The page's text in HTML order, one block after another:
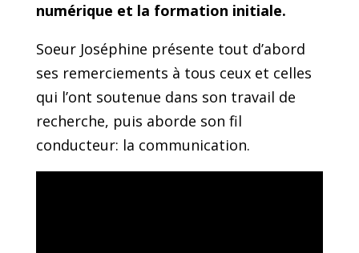
numérique et la formation initiale.
Soeur Joséphine présente tout d’abord
ses remerciements à tous ceux et celles
qui l’ont soutenue dans son travail de
recherche, puis aborde son fil
conducteur: la communication.